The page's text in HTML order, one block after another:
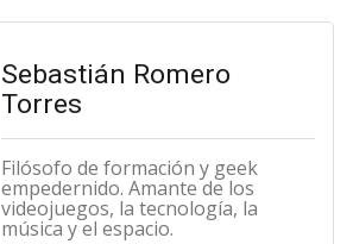
Sebastián Romero
Torres
Filósofo de formación y geek
empedernido. Amante de los
videojuegos, la tecnología, la
música y el espacio.